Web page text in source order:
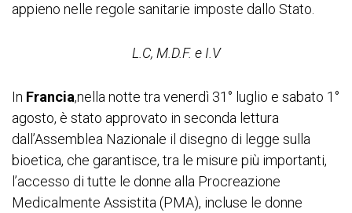
appieno nelle regole sanitarie imposte dallo Stato.
L.C, M.D.F. e I.V
In Francia,nella notte tra venerdì 31° luglio e sabato 1°
agosto, è stato approvato in seconda lettura
dall’Assemblea Nazionale il disegno di legge sulla
bioetica, che garantisce, tra le misure più importanti,
l’accesso di tutte le donne alla Procreazione
Medicalmente Assistita (PMA), incluse le donne